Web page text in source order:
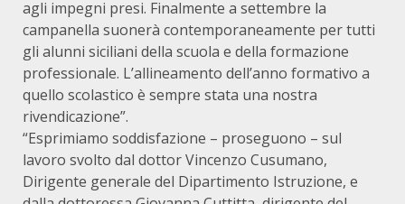
agli impegni presi. Finalmente a settembre la
campanella suonerà contemporaneamente per tutti
gli alunni siciliani della scuola e della formazione
professionale. L’allineamento dell’anno formativo a
quello scolastico è sempre stata una nostra
rivendicazione”.
“Esprimiamo soddisfazione – proseguono – sul
lavoro svolto dal dottor Vincenzo Cusumano,
Dirigente generale del Dipartimento Istruzione, e